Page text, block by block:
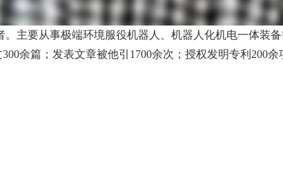
主要从事极端环境服役机器人、机器人化机电一体装
余篇；发表文章被他引1700余次；授权发明专利200